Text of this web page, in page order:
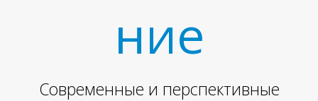
ние
Современные и перспективные